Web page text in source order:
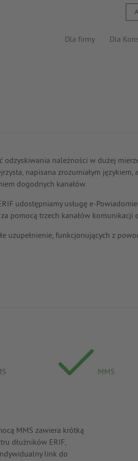
A
Dla firmy Dla
odzyskiwania należności w dużej
napisana zrozumiałym
dogodnych kanałów.
udostępniamy usługę e-
za pomocą trzech kanałów komunikacji
uzupełnienie, funkcjonujących z
MMS
MMS zawiera krótką
dłużników ERIF,
link do